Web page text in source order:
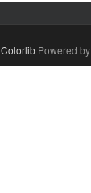
ColorlibPowered by